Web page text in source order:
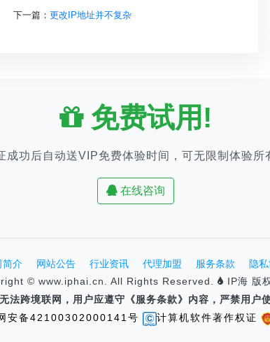
下一篇： 更改IP地址并不复杂
免费试用!
成功后自动送VIP免费体验时间，可无限制体验所
在线咨询
简介 网站公告 行业资讯 代理加盟 服务条款 隐
© www.iphai.cn. All Rights Reserved.
IP海 版
法跨境联网，用户应遵守《服务条款》内容，严禁用户
安备42100302000141号 计算机软件著作权证